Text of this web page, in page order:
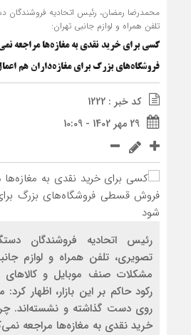
محمدرضا رمضان، رئیس اتحادیه فروشندگان
تلفن همراه و لوازم جانبی تهران:
کسی برای خرید نقدی به مغازه‌ها مراجعه
فروشگاه‌های بزرگ برای مغازه‌داران هم
کد خبر : 1222
29 مهر 1402 - 10:09
رئیس اتحادیه فروشندگان
تصویری، تلفن همراه و لوازم
مشکلات صنف موبایل و
رکود حاکم بر این بازار، اظهار
روی دست گذاشته و نشسته‌اند.
خرید نقدی به مغازه‌ها مراجعه